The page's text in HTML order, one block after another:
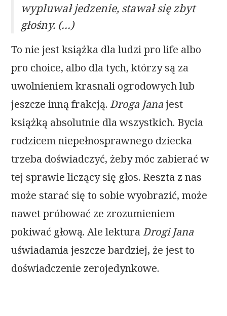
wypluwał jedzenie, stawał się zbyt
głośny. (…)
To nie jest książka dla ludzi pro life albo
pro choice, albo dla tych, którzy są za
uwolnieniem krasnali ogrodowych lub
jeszcze inną frakcją. Droga Janajest
książką absolutnie dla wszystkich. Bycia
rodzicem niepełnosprawnego dziecka
trzeba doświadczyć, żeby móc zabierać w
tej sprawie liczący się głos. Reszta z nas
może starać się to sobie wyobrazić, może
nawet próbować ze zrozumieniem
pokiwać głową. Ale lektura Drogi Jana
uświadamia jeszcze bardziej, że jest to
doświadczenie zerojedynkowe.